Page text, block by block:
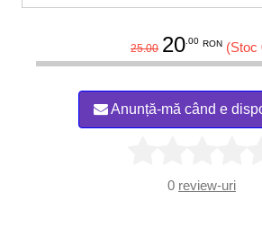
25.00 20.00 RON (Stoc
Anunță-mă când e
0 review-uri